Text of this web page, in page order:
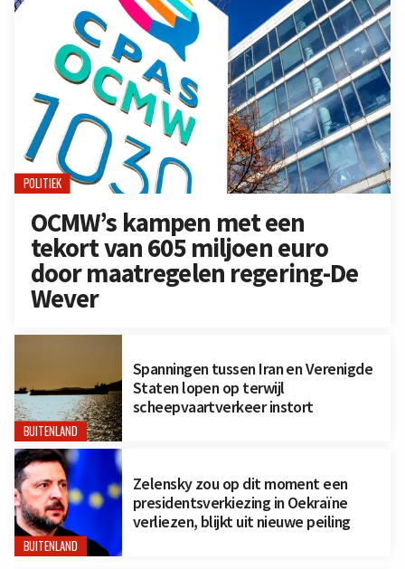
POLITIEK
OCMW’s kampen met een
tekort van 605 miljoen euro
door maatregelen regering-De
Wever
BUITENLAND
Spanningen tussen Iran en Verenigde
Staten lopen op terwijl
scheepvaartverkeer instort
BUITENLAND
Zelensky zou op dit moment een
presidentsverkiezing in Oekraïne
verliezen, blijkt uit nieuwe peiling